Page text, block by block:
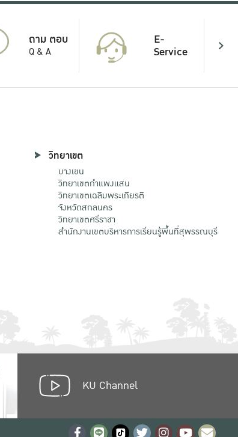
ถาม ตอบ
Q & A
E-
Service
วิทยาเขต
บางเขน
วิทยาเขตกําแพงแสน
วิทยาเขตเฉลิมพระเกียรติ
จังหวัดสกลนคร
วิทยาเขตศรีราชา
สำนักงานเขตบริหารการเรียนรู้พื้นที่สุพรรณบุรี
KU Channel